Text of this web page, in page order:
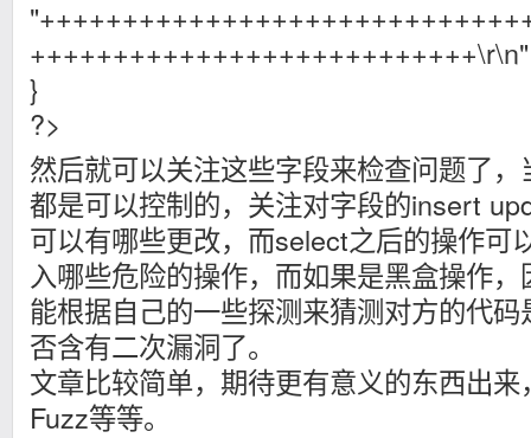
}
?>
然后就可以关注这些字段来检查问题了
都是可以控制的，关注对字段的insert
可以有哪些更改，而select之后的操作可
入哪些危险的操作，而如果是黑盒操作
能根据自己的一些探测来猜测对方的代
否含有二次漏洞了。
文章比较简单，期待更有意义的东西出
Fuzz等等。